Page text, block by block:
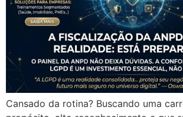
Cansado da rotina? Buscando uma